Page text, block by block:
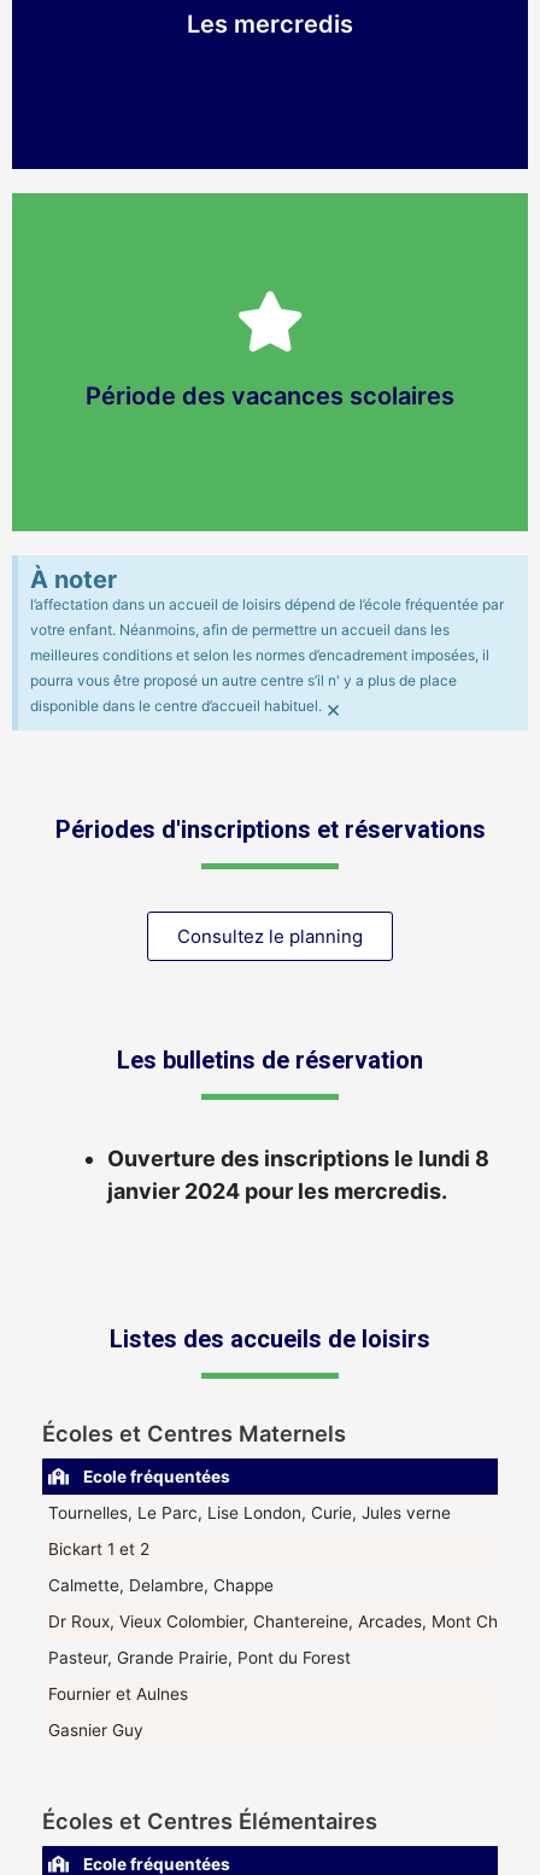
Les mercredis
s'effectuer et peuvent être
modifiées au plus tard, 16 jours
Période des vacances scolaires
La réservation s’effectue dès leur
mise en ligne, aux dates indiquées.
Le règlement s’éffectue au moment
de la réservation, en ligne ou à
À noter
l’affectation dans un accueil de loisirs dépend de l’école fréquentée par
votre enfant. Néanmoins, afin de permettre un accueil dans les
meilleures conditions et selon les normes d’encadrement imposées, il
pourra vous être proposé un autre centre s’il n' y a plus de place
disponible dans le centre d’accueil habituel. ×
Périodes d'inscriptions et réservations
Consultez le planning
Les bulletins de réservation
Ouverture des inscriptions le lundi 8
janvier 2024 pour les mercredis.
Listes des accueils de loisirs
Écoles et Centres Maternels
Ecole fréquentées
Tournelles, Le Parc, Lise London, Curie, Jules verne
Bickart 1 et 2
Calmette, Delambre, Chappe
Dr Roux, Vieux Colombier, Chantereine, Arcades, Mont Chalâts
Pasteur, Grande Prairie, Pont du Forest
Fournier et Aulnes
Gasnier Guy
Écoles et Centres Élémentaires
Ecole fréquentées